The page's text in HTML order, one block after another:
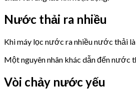
Nước thải ra nhiều
Khi máy lọc nước ra nhiều nước thải
Một nguyên nhân khác dẫn đến nước
Vòi chảy nước yếu